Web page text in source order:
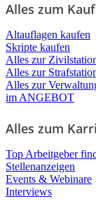
Alles zum
Altauflagen kaufen
Skripte kaufen
Alles zur
Alles zur
Alles zur
im ANGEBOT
Alles zum
Top Arbeitgeber
Stellenanzeigen
Events & Webinare
Interviews